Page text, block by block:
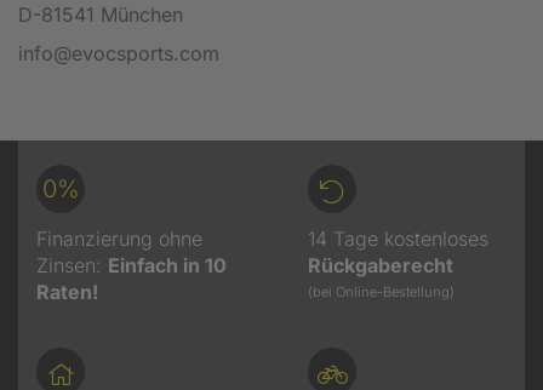
D-81541 München
info@evocsports.com
0%
Finanzierung ohne
Zinsen: Einfach in 10
Raten!
14 Tage kostenloses
Rückgaberecht
(bei Online-Bestellung)